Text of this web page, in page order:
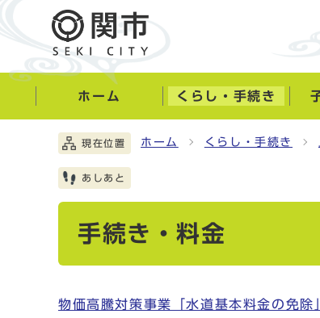
ホーム くらし・手続き
現在位置 ホーム くらし・手続き
あしあと
手続き・料金
物価高騰対策事業「水道基本料金の免